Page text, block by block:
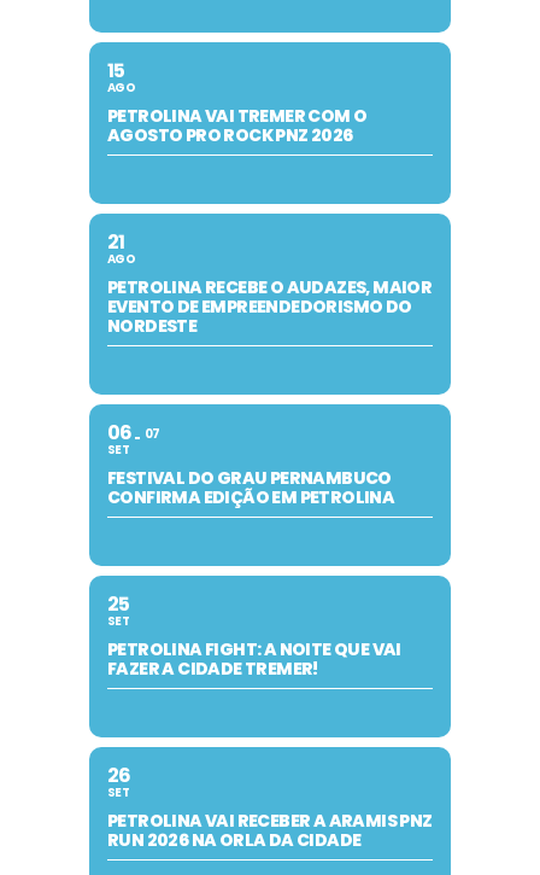
15
AGO
PETROLINA VAI TREMER COM O
AGOSTO PRO ROCK PNZ 2026
21
AGO
PETROLINA RECEBE O AUDAZES, MAIOR
EVENTO DE EMPREENDEDORISMO DO
NORDESTE
06
SET
07
FESTIVAL DO GRAU PERNAMBUCO
CONFIRMA EDIÇÃO EM PETROLINA
25
SET
PETROLINA FIGHT: A NOITE QUE VAI
FAZER A CIDADE TREMER!
26
SET
PETROLINA VAI RECEBER A ARAMIS PNZ
RUN 2026 NA ORLA DA CIDADE